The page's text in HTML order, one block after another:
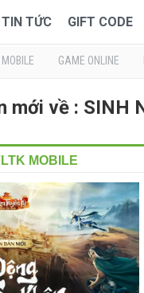
TIN TỨC GIFT CODE
MOBILE GAME ONLINE
mới về : SINH
MOBILE